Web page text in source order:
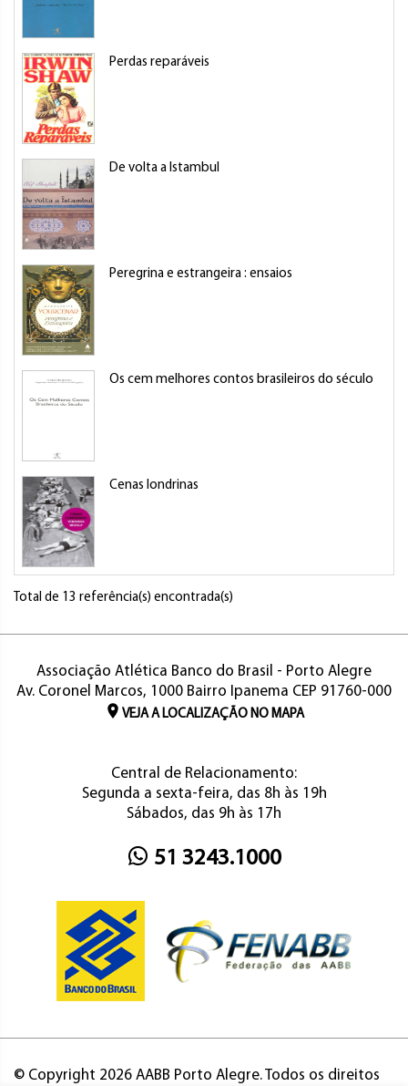
Perdas reparáveis
De volta a Istambul
Peregrina e estrangeira : ensaios
Os cem melhores contos brasileiros do século
Cenas londrinas
Total de 13 referência(s) encontrada(s)
Associação Atlética Banco do Brasil - Porto Alegre
Av. Coronel Marcos, 1000 Bairro Ipanema CEP 91760-000
VEJA A LOCALIZAÇÃO NO MAPA
Central de Relacionamento:
Segunda a sexta-feira, das 8h às 19h
Sábados, das 9h às 17h
51 3243.1000
© Copyright 2026 AABB Porto Alegre. Todos os direitos